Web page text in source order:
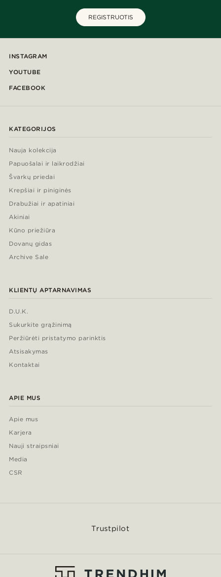
REGISTRUOTIS
INSTAGRAM
YOUTUBE
FACEBOOK
KATEGORIJOS
Nauja kolekcija
Papuošalai ir laikrodžiai
Švarkų priedai
Krepšiai ir piniginės
Drabužiai ir apatiniai
Akiniai
Kūno priežiūra
Dovanų gidas
Archive Sale
KLIENTŲ APTARNAVIMAS
D.U.K.
Sukurkite grąžinimą
Peržiūrėti pristatymo parinktis
Atsisakymas
Kontaktai
APIE MUS
Apie mus
Karjera
Nauji straipsniai
Media
CSR
Trustpilot